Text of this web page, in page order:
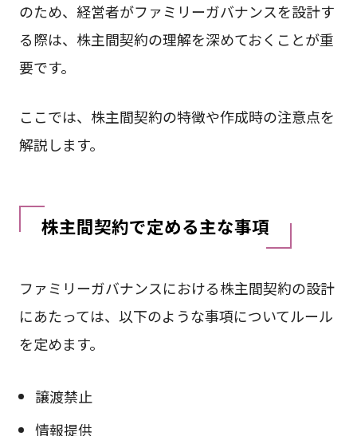
のため、経営者がファミリーガバナンスを設計す
る際は、株主間契約の理解を深めておくことが重
要です。
ここでは、株主間契約の特徴や作成時の注意点を
解説します。
株主間契約で定める主な事項
ファミリーガバナンスにおける株主間契約の設計
にあたっては、以下のような事項についてルール
を定めます。
譲渡禁止
情報提供